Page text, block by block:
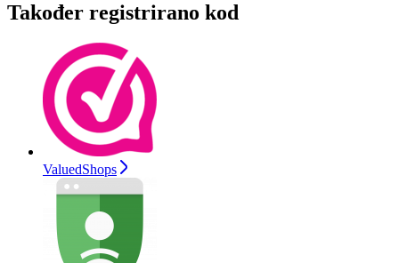
Također registrirano kod
ValuedShops